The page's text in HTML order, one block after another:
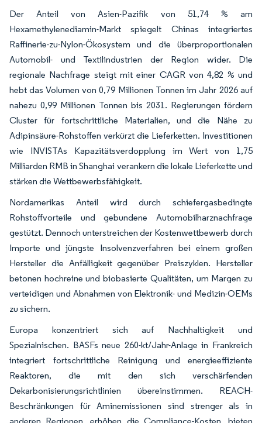
Der Anteil von Asien-Pazifik von 51,74 % am
Hexamethylenediamin-Markt spiegelt Chinas integriertes
Raffinerie-zu-Nylon-Ökosystem und die überproportionalen
Automobil- und Textilindustrien der Region wider. Die
regionale Nachfrage steigt mit einer CAGR von 4,82 % und
hebt das Volumen von 0,79 Millionen Tonnen im Jahr 2026 auf
nahezu 0,99 Millionen Tonnen bis 2031. Regierungen fördern
Cluster für fortschrittliche Materialien, und die Nähe zu
Adipinsäure-Rohstoffen verkürzt die Lieferketten. Investitionen
wie INVISTAs Kapazitätsverdopplung im Wert von 1,75
Milliarden RMB in Shanghai verankern die lokale Lieferkette und
stärken die Wettbewerbsfähigkeit.
Nordamerikas Anteil wird durch schiefergasbedingte
Rohstoffvorteile und gebundene Automobilharznachfrage
gestützt. Dennoch unterstreichen der Kostenwettbewerb durch
Importe und jüngste Insolvenzverfahren bei einem großen
Hersteller die Anfälligkeit gegenüber Preiszyklen. Hersteller
betonen hochreine und biobasierte Qualitäten, um Margen zu
verteidigen und Abnahmen von Elektronik- und Medizin-OEMs
zu sichern.
Europa konzentriert sich auf Nachhaltigkeit und
Spezialnischen. BASFs neue 260-kt/Jahr-Anlage in Frankreich
integriert fortschrittliche Reinigung und energieeffiziente
Reaktoren, die mit den sich verschärfenden
Dekarbonisierungsrichtlinien übereinstimmen. REACH-
Beschränkungen für Aminemissionen sind strenger als in